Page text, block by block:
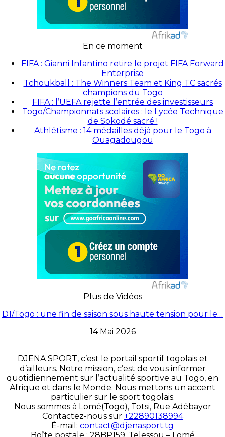
En ce moment
FIFA : Gianni Infantino retire le projet FIFA Forward
Enterprise
Tchoukball : The Winners Team et King TC sacrés
champions du Togo
FIFA : l’UEFA rejette l’entrée des investisseurs
Togo/Championnats scolaires : le Lycée Technique
de Sokodé sacré !
Athlétisme : 14 médailles déjà pour le Togo à
Ouagadougou
Plus de Vidéos
D1/Togo : une fin de saison sous haute tension pour le…
14 Mai 2026
DJENA SPORT, c’est le portail sportif togolais et
d’ailleurs. Notre mission, c’est de vous informer
quotidiennement sur l’actualité sportive au Togo, en
Afrique et dans le Monde. Nous mettons un accent
particulier sur le sport togolais.
Nous sommes à Lomé(Togo), Totsi, Rue Adébayor
Contactez-nous sur +22890138994
É-mail: contact@djenasport.tg